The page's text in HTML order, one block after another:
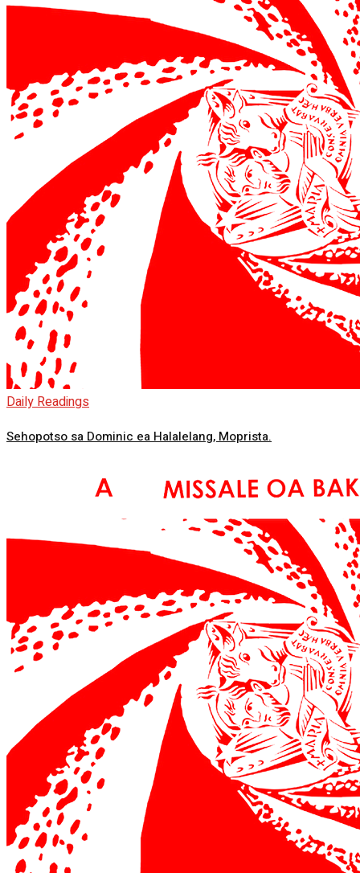
Daily Readings
Sehopotso sa Dominic ea Halalelang, Moprista.